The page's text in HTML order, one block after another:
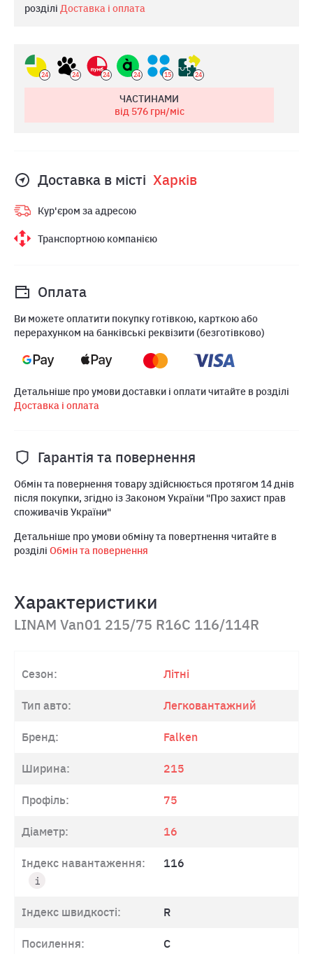
розділі Доставка і оплата
24 24 24 24 15 24
ЧАСТИНАМИ
від 576грн/міс
Доставка в місті Харкiв
Кур'єром за адресою
Транспортною компанією
Оплата
Ви можете оплатити покупку готівкою, карткою або
перерахунком на банківські реквізити (безготівково)
Детальніше про умови доставки і оплати читайте в розділі
Доставка і оплата
Гарантія та повернення
Обмін та повернення товару здійснюється протягом 14 днів
після покупки, згідно із Законом України "Про захист прав
споживачів України"
Детальніше про умови обміну та повертнення читайте в
розділі Обмін та повернення
Характеристики
LINAM Van01 215/75 R16C 116/114R
Сезон: Літні
Тип авто: Легковантажний
Бренд: Falken
Ширина: 215
Профіль: 75
Діаметр: 16
Індекс навантаження: 116
Індекс швидкості: R
Посилення: C